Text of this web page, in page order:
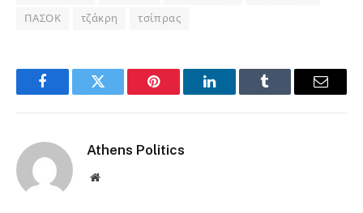
ΠΑΣΟΚ τζάκρη τσίπρας
FacebookTwitter Pinterest LinkedInTumblr Email
Athens Politics
Website